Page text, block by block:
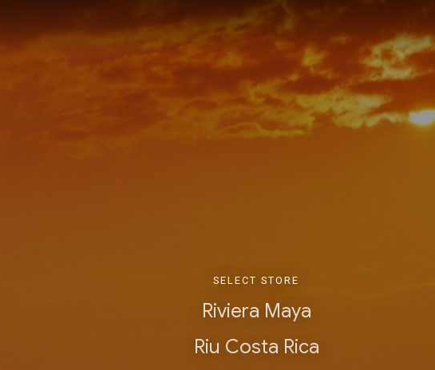
SELECT STORE
Riviera Maya
Riu Costa Rica